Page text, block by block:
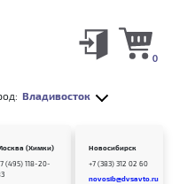
Владивосток
0
(Химки)
(495) 118-20-
Новосибирск
+7 (383) 312 02 60
novosib@dvsavto.ru